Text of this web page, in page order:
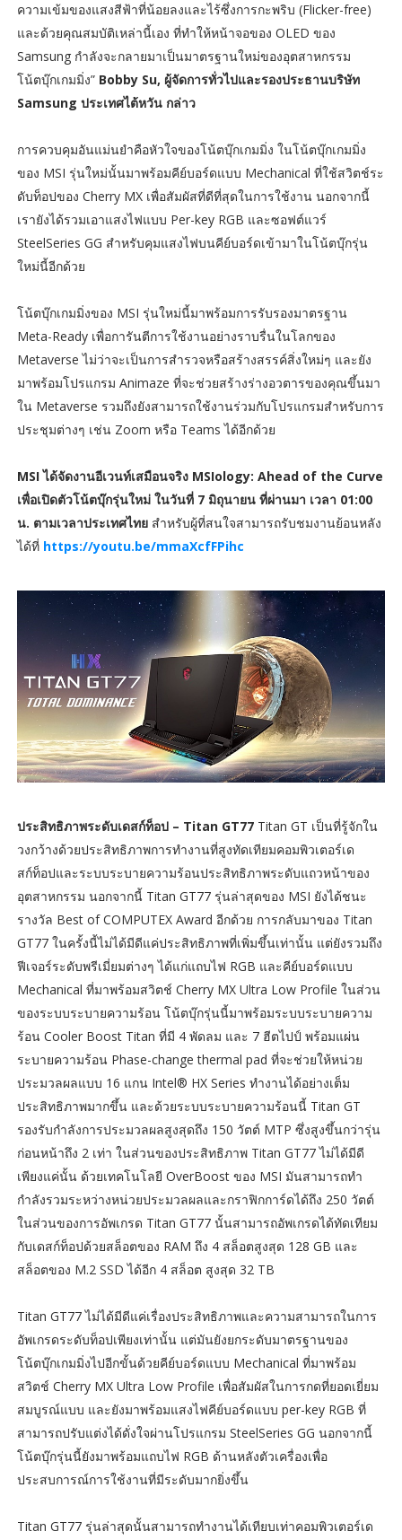
ความเข้มของแสงสีฟ้าที่น้อยลงและไร้ซึ่งการกะพริบ (Flicker-free)
และด้วยคุณสมบัติเหล่านี้เอง ที่ทำให้หน้าจอของ OLED ของ
Samsung กำลังจะกลายมาเป็นมาตรฐานใหม่ของอุตสาหกรรม
โน้ตบุ๊กเกมมิ่ง” Bobby Su, ผู้จัดการทั่วไปและรองประธานบริษัท
Samsung ประเทศไต้หวัน กล่าว
การควบคุมอันแม่นยำคือหัวใจของโน้ตบุ๊กเกมมิ่ง ในโน้ตบุ๊กเกมมิ่ง
ของ MSI รุ่นใหม่นั้นมาพร้อมคีย์บอร์ดแบบ Mechanical ที่ใช้สวิตช์ระ
ดับท็อปของ Cherry MX เพื่อสัมผัสที่ดีที่สุดในการใช้งาน นอกจากนี้
เรายังได้รวมเอาแสงไฟแบบ Per-key RGB และซอฟต์แวร์
SteelSeries GG สำหรับคุมแสงไฟบนคีย์บอร์ดเข้ามาในโน้ตบุ๊กรุ่น
ใหม่นี้อีกด้วย
โน้ตบุ๊กเกมมิ่งของ MSI รุ่นใหม่นี้มาพร้อมการรับรองมาตรฐาน
Meta-Ready เพื่อการันตีการใช้งานอย่างราบรื่นในโลกของ
Metaverse ไม่ว่าจะเป็นการสำรวจหรือสร้างสรรค์สิ่งใหม่ๆ และยัง
มาพร้อมโปรแกรม Animaze ที่จะช่วยสร้างร่างอวตารของคุณขึ้นมา
ใน Metaverse รวมถึงยังสามารถใช้งานร่วมกับโปรแกรมสำหรับการ
ประชุมต่างๆ เช่น Zoom หรือ Teams ได้อีกด้วย
MSI ได้จัดงานอีเวนท์เสมือนจริง MSIology: Ahead of the Curve
เพื่อเปิดตัวโน้ตบุ๊กรุ่นใหม่ ในวันที่ 7 มิถุนายน ที่ผ่านมา เวลา 01:00
น. ตามเวลาประเทศไทยสำหรับผู้ที่สนใจสามารถรับชมงานย้อนหลัง
ได้ที่ https://youtu.be/mmaXcfFPihc
ประสิทธิภาพระดับเดสก์ท็อป – Titan GT77 Titan GT เป็นที่รู้จักใน
วงกว้างด้วยประสิทธิภาพการทำงานที่สูงทัดเทียมคอมพิวเตอร์เด
สก์ท็อปและระบบระบายความร้อนประสิทธิภาพระดับแถวหน้าของ
อุตสาหกรรม นอกจากนี้ Titan GT77 รุ่นล่าสุดของ MSI ยังได้ชนะ
รางวัล Best of COMPUTEX Award อีกด้วย การกลับมาของ Titan
GT77 ในครั้งนี้ไม่ได้มีดีแค่ประสิทธิภาพที่เพิ่มขึ้นเท่านั้น แต่ยังรวมถึง
ฟีเจอร์ระดับพรีเมี่ยมต่างๆ ได้แก่แถบไฟ RGB และคีย์บอร์ดแบบ
Mechanical ที่มาพร้อมสวิตช์ Cherry MX Ultra Low Profile ในส่วน
ของระบบระบายความร้อน โน้ตบุ๊กรุ่นนี้มาพร้อมระบบระบายความ
ร้อน Cooler Boost Titan ที่มี 4 พัดลม และ 7 ฮีตไปป์ พร้อมแผ่น
ระบายความร้อน Phase-change thermal pad ที่จะช่วยให้หน่วย
ประมวลผลแบบ 16 แกน Intel® HX Series ทำงานได้อย่างเต็ม
ประสิทธิภาพมากขึ้น และด้วยระบบระบายความร้อนนี้ Titan GT
รองรับกำลังการประมวลผลสูงสุดถึง 150 วัตต์ MTP ซึ่งสูงขึ้นกว่ารุ่น
ก่อนหน้าถึง 2 เท่า ในส่วนของประสิทธิภาพ Titan GT77 ไม่ได้มีดี
เพียงแค่นั้น ด้วยเทคโนโลยี OverBoost ของ MSI มันสามารถทำ
กำลังรวมระหว่างหน่วยประมวลผลและกราฟิกการ์ดได้ถึง 250 วัตต์
ในส่วนของการอัพเกรด Titan GT77 นั้นสามารถอัพเกรดได้ทัดเทียม
กับเดสก์ท็อปด้วยสล็อตของ RAM ถึง 4 สล็อตสูงสุด 128 GB และ
สล็อตของ M.2 SSD ได้อีก 4 สล็อต สูงสุด 32 TB
Titan GT77 ไม่ได้มีดีแค่เรื่องประสิทธิภาพและความสามารถในการ
อัพเกรดระดับท็อปเพียงเท่านั้น แต่มันยังยกระดับมาตรฐานของ
โน้ตบุ๊กเกมมิ่งไปอีกขั้นด้วยคีย์บอร์ดแบบ Mechanical ที่มาพร้อม
สวิตช์ Cherry MX Ultra Low Profile เพื่อสัมผัสในการกดที่ยอดเยี่ยม
สมบูรณ์แบบ และยังมาพร้อมแสงไฟคีย์บอร์ดแบบ per-key RGB ที่
สามารถปรับแต่งได้ดั่งใจผ่านโปรแกรม SteelSeries GG นอกจากนี้
โน้ตบุ๊กรุ่นนี้ยังมาพร้อมแถบไฟ RGB ด้านหลังตัวเครื่องเพื่อ
ประสบการณ์การใช้งานที่มีระดับมากยิ่งขึ้น
Titan GT77 รุ่นล่าสุดนั้นสามารถทำงานได้เทียบเท่าคอมพิวเตอร์เด